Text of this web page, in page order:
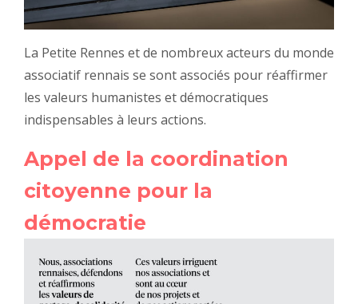
La Petite Rennes et de nombreux acteurs du monde
associatif rennais se sont associés pour réaffirmer
les valeurs humanistes et démocratiques
indispensables à leurs actions.
Appel de la coordination
citoyenne pour la
démocratie